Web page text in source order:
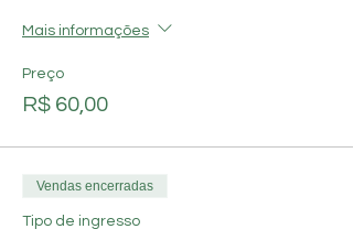
Mais informações
Preço
R$ 60,00
Vendas encerradas
Tipo de ingresso